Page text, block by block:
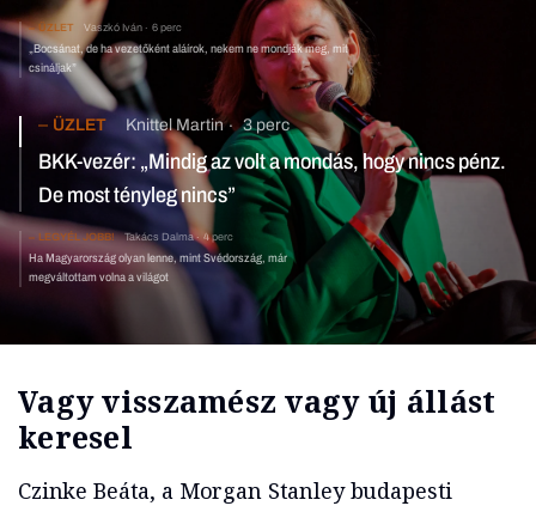
ÜZLET Vaszkó Iván 6 perc
„Bocsánat, de ha vezetőként aláírok, nekem ne mondják meg, mit
csináljak”
ÜZLET Knittel Martin 3 perc
BKK-vezér: „Mindig az volt a mondás, hogy nincs pénz.
De most tényleg nincs”
LEGYÉL JOBB! Takács Dalma 4 perc
Ha Magyarország olyan lenne, mint Svédország, már
megváltottam volna a világot
Vagy visszamész vagy új állást
keresel
Czinke Beáta, a Morgan Stanley budapesti